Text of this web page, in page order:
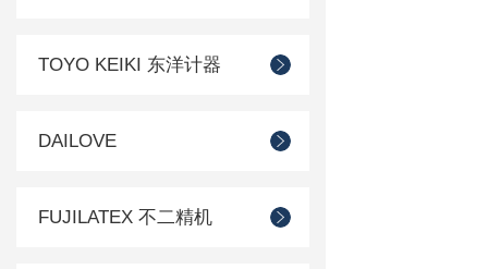
TOYO KEIKI 东洋计器
DAILOVE
FUJILATEX 不二精机